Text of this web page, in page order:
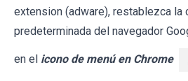
extension (adware), restablezca la
predeterminada del navegador
en el icono de menú en Chrome